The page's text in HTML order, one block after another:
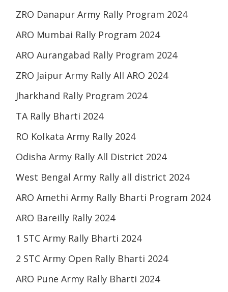
ZRO Danapur Army Rally Program 2024
ARO Mumbai Rally Program 2024
ARO Aurangabad Rally Program 2024
ZRO Jaipur Army Rally All ARO 2024
Jharkhand Rally Program 2024
TA Rally Bharti 2024
RO Kolkata Army Rally 2024
Odisha Army Rally All District 2024
West Bengal Army Rally all district 2024
ARO Amethi Army Rally Bharti Program 2024
ARO Bareilly Rally 2024
1 STC Army Rally Bharti 2024
2 STC Army Open Rally Bharti 2024
ARO Pune Army Rally Bharti 2024